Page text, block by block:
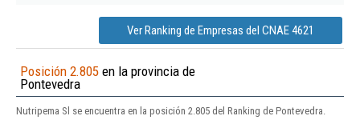
Ver Ranking de Empresas del CNAE 4621
Posición 2.805 en la provincia de
Pontevedra
Nutripema Sl se encuentra en la posición 2.805 del Ranking de Pontevedra.